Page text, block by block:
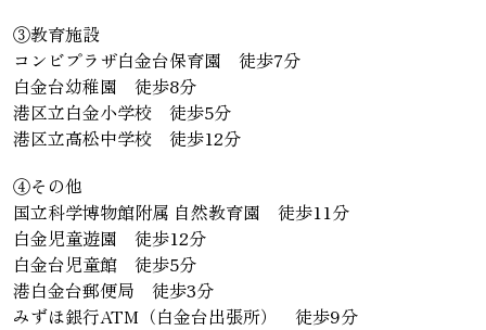
③教育施設
コンビプラザ白金台保育園 徒歩7分
白金台幼稚園 徒歩8分
港区立白金小学校 徒歩5分
港区立高松中学校 徒歩12分
④その他
国立科学博物館附属 自然教育園 徒歩11分
白金児童遊園 徒歩12分
白金台児童館 徒歩5分
港白金台郵便局 徒歩3分
みずほ銀行ATM（白金台出張所） 徒歩9分